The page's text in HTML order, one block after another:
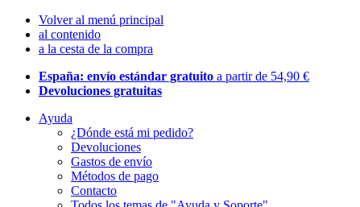
Volver al menú principal
al contenido
a la cesta de la compra
España: envío estándar gratuito a partir de 54,90 €
Devoluciones gratuitas
Ayuda
¿Dónde está mi pedido?
Devoluciones
Gastos de envío
Métodos de pago
Contacto